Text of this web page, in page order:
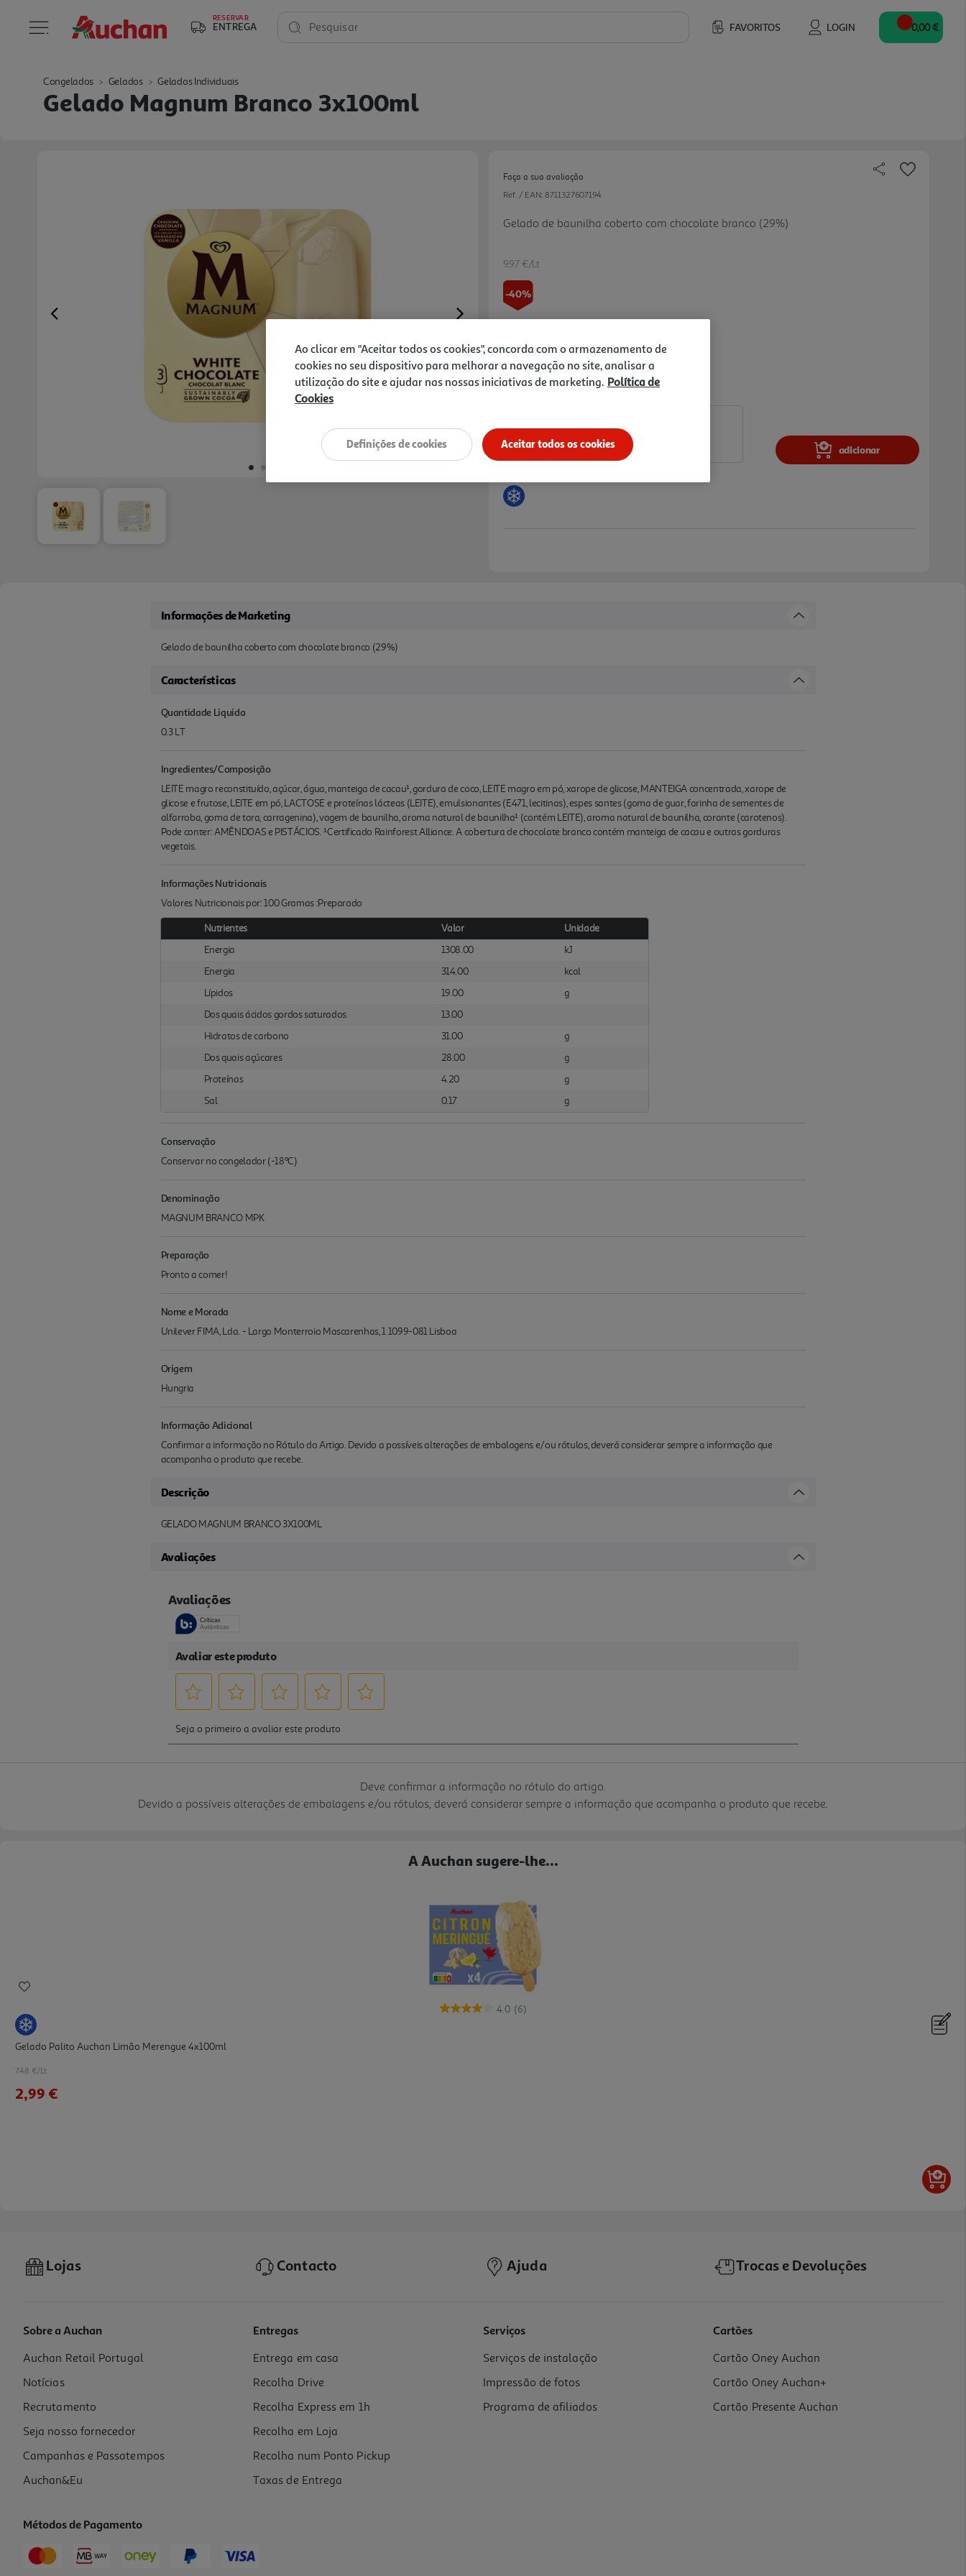
RESERVAR
ENTREGA FAVORITOS LOGIN
Pesquisar 0,00 €
Congelados Gelados Gelados Individuais
Gelado Magnum Branco 3x100ml
Previous Next
Faça a sua avaliação
Ref. / EAN: 8711327607194
Gelado de baunilha coberto com chocolate branco (29%)
9.97 €/Lt
-40%
2,99 €
Promoção:de 23/7/2026 a 18/8/2026
adicionar
Informações de Marketing
Gelado de baunilha coberto com chocolate branco (29%)
Características
Quantidade Liquida
0.3 LT
Ingredientes/Composição
LEITE magro reconstituído, açúcar, água, manteiga de cacau¹, gordura de coco, LEITE magro em pó, xarope de glicose, MANTEIGA concentrada, xarope de
glicose e frutose, LEITE em pó, LACTOSE e proteínas lácteas (LEITE), emulsionantes (E471, lecitinas), espes santes (goma de guar, farinha de sementes de
alfarroba, goma de tara, carragenina), vagem de baunilha, aroma natural de baunilha¹ (contém LEITE), aroma natural de baunilha, corante (carotenos).
Pode conter: AMÊNDOAS e PISTÁCIOS. ¹Certificado Rainforest Alliance. A cobertura de chocolate branco contém manteiga de cacau e outras gorduras
vegetais.
Informações Nutricionais
Valores Nutricionais por: 100 Gramas :Preparado
Nutrientes Valor
Unidade
Energia
1308.00
kJ
Energia
314.00
kcal
Lípidos
19.00
g
Dos quais ácidos gordos saturados
13.00
Hidratos de carbono
31.00
g
Dos quais açúcares
28.00
g
Proteínas
4.20
g
Sal
0.17 g
Conservação
Conservar no congelador (-18ºC)
Denominação
MAGNUM BRANCO MPK
Preparação
Pronto a comer!
Nome e Morada
Unilever FIMA, Lda. - Largo Monterroio Mascarenhas, 1 1099-081 Lisboa
Origem
Hungria
Informação Adicional
Confirmar a informação no Rótulo do Artigo. Devido a possíveis alterações de embalagens e/ou rótulos, deverá considerar sempre a informação que
acompanha o produto que recebe.
Descrição
GELADO MAGNUM BRANCO 3X100ML
Avaliações
Deve confirmar a informação no rótulo do artigo.
Devido a possíveis alterações de embalagens e/ou rótulos, deverá considerar sempre a informação que acompanha o produto que recebe.
A Auchan sugere-lhe...
4.0 (6)
Gelado Palito Auchan Limão Merengue 4x100ml
7.48 €/Lt
2,99 €
Gelado Palito Auchan Café 4x100ml
9.48 €/Lt
3,79 €
Lojas Contacto Ajuda Trocas e Devoluções
Sobre a Auchan
Auchan Retail Portugal
Notícias
Recrutamento
Seja nosso fornecedor
Campanhas e Passatempos
Auchan&Eu
Entregas
Entrega em casa
Recolha Drive
Recolha Express em 1h
Recolha em Loja
Recolha num Ponto Pickup
Taxas de Entrega
Serviços
Serviços de instalação
Impressão de fotos
Programa de afiliados
Cartões
Cartão Oney Auchan
Cartão Oney Auchan+
Cartão Presente Auchan
Métodos de Pagamento
Ao clicar em "Aceitar todos os cookies", concorda com o armazenamento de
cookies no seu dispositivo para melhorar a navegação no site, analisar a
utilização do site e ajudar nas nossas iniciativas de marketing. Política de
Cookies
Aceitar todos os cookies
Definições de cookies